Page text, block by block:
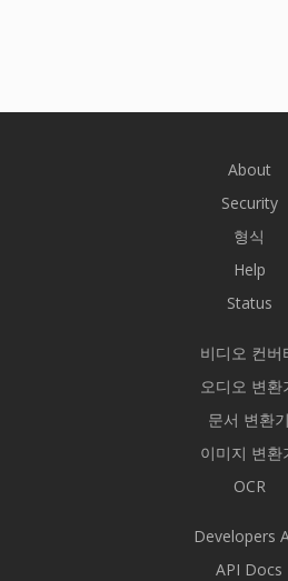
About
Security
형식
Help
Status
비디오 컨버
오디오 변환
문서 변환기
이미지 변환
OCR
Developers
API Docs